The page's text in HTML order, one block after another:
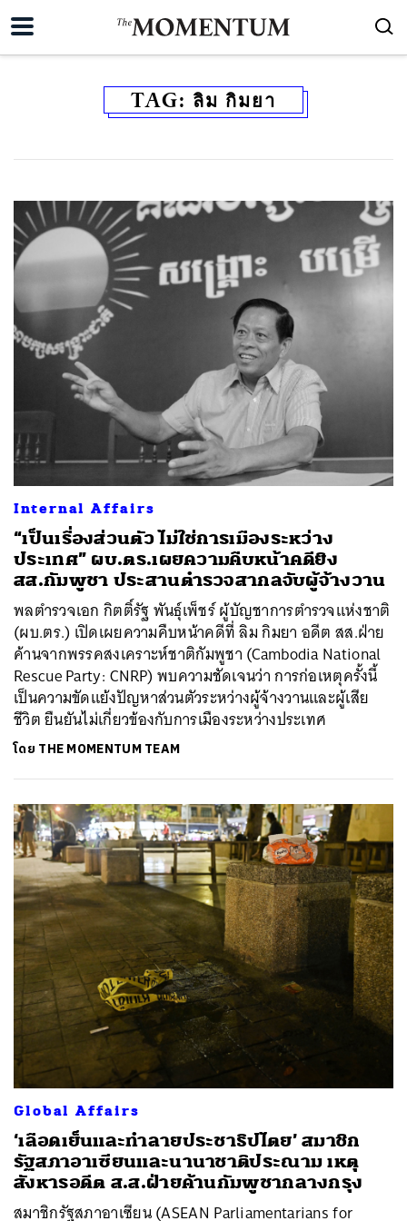
TAG: ลิม กิมยา
Internal Affairs
“เป็นเรื่องส่วนตัว ไม่ใช่การเมืองระหว่าง
ประเทศ” ผบ.ตร.เผยความคืบหน้าคดียิง
สส.กัมพูชา ประสานตำรวจสากลจับผู้จ้างวาน
พลตำรวจเอก กิตติ์รัฐ พันธุ์เพ็ชร์ ผู้บัญชาการตำรวจแห่งชาติ
(ผบ.ตร.) เปิดเผยความคืบหน้าคดีที่ ลิม กิมยา อดีต สส.ฝ่าย
ค้านจากพรรคสงเคราะห์ชาติกัมพูชา (Cambodia National
Rescue Party: CNRP) พบความชัดเจนว่า การก่อเหตุครั้งนี้
เป็นความขัดแย้งปัญหาส่วนตัวระหว่างผู้จ้างวานและผู้เสีย
ชีวิต ยืนยันไม่เกี่ยวข้องกับการเมืองระหว่างประเทศ
โดย THE MOMENTUM TEAM
Global Affairs
‘เลือดเย็นและทำลายประชาธิปไตย’ สมาชิก
รัฐสภาอาเซียนและนานาชาติประณาม เหตุ
สังหารอดีต ส.ส.ฝ่ายค้านกัมพูชากลางกรุง
สมาชิกรัฐสภาอาเซียน (ASEAN Parliamentarians for
SHARE TWEET LINE EMAIL